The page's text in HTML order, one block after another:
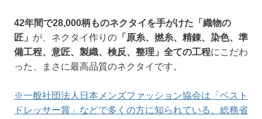
42年間で28,000柄ものネクタイを手がけた「織物の
匠」 が、ネクタイ作りの 「原糸、撚糸、精錬、染色、準
備工程、意匠、製織、検反、整理」全ての工程にこだわ
った、まさに最高品質のネクタイです。
※一般社団法人日本メンズファッション協会は「ベスト
ドレッサー賞」などで多くの方に知られている、総務省